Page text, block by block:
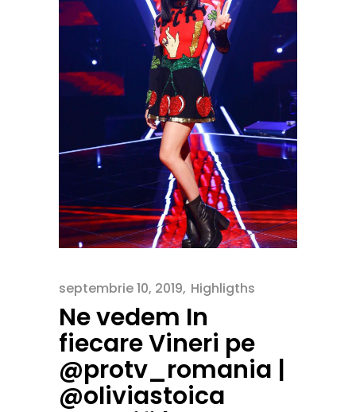
septembrie 10, 2019 Highligths
Ne vedem In
fiecare Vineri pe
@protv_romania |
@oliviastoica